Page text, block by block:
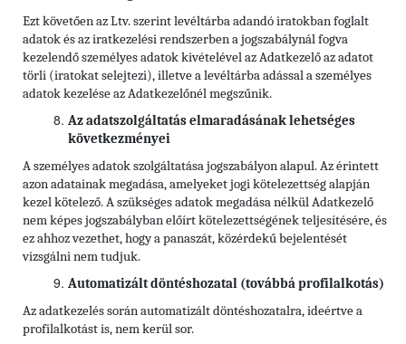
Ezt követően az Ltv. szerint levéltárba adandó iratokban foglalt
adatok és az iratkezelési rendszerben a jogszabálynál fogva
kezelendő személyes adatok kivételével az Adatkezelő az adatot
törli (iratokat selejtezi), illetve a levéltárba adással a személyes
adatok kezelése az Adatkezelőnél megszűnik.
Az adatszolgáltatás elmaradásának lehetséges
következményei
A személyes adatok szolgáltatása jogszabályon alapul. Az érintett
azon adatainak megadása, amelyeket jogi kötelezettség alapján
kezel kötelező. A szükséges adatok megadása nélkül Adatkezelő
nem képes jogszabályban előírt kötelezettségének teljesítésére, és
ez ahhoz vezethet, hogy a panaszát, közérdekű bejelentését
vizsgálni nem tudjuk.
Automatizált döntéshozatal (továbbá profilalkotás)
Az adatkezelés során automatizált döntéshozatalra, ideértve a
profilalkotást is, nem kerül sor.